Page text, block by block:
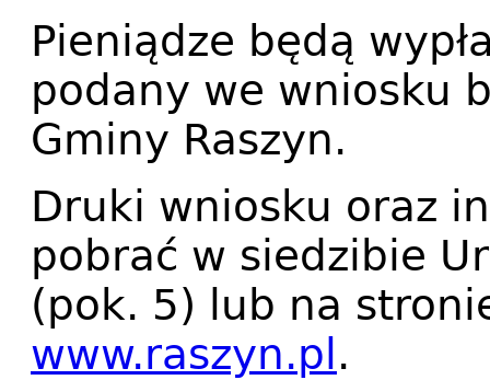
Pieniądze będą
podany we wniosku
Gminy Raszyn.
Druki wniosku oraz
pobrać w siedzibie
(pok. 5) lub na
www.raszyn.pl .